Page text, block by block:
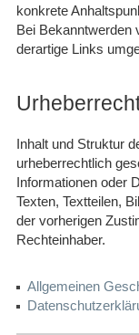
konkrete
Bei Bekanntwerden
derartige Links
Inhalt und Struktur
urheberrechtlich
Informationen oder
Texten, Textteilen,
der vorherigen
Rechteinhaber.
Allgemeinen